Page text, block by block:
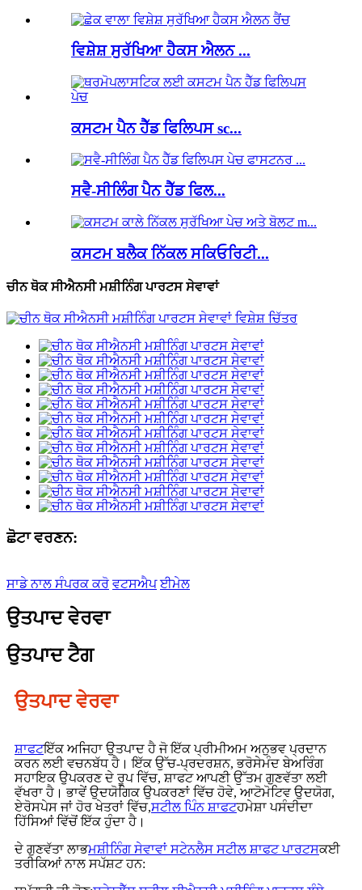
ਵਿਸ਼ੇਸ਼ ਸੁਰੱਖਿਆ ਹੈਕਸ ਐਲਨ ...
ਕਸਟਮ ਪੈਨ ਹੈੱਡ ਫਿਲਿਪਸ sc...
ਸਵੈ-ਸੀਲਿੰਗ ਪੈਨ ਹੈੱਡ ਫਿਲ...
ਕਸਟਮ ਬਲੈਕ ਨਿੱਕਲ ਸਕਿਓਰਿਟੀ...
ਚੀਨ ਥੋਕ ਸੀਐਨਸੀ ਮਸ਼ੀਨਿੰਗ ਪਾਰਟਸ ਸੇਵਾਵਾਂ
ਛੋਟਾ ਵਰਣਨ:
ਸਾਡੇ ਨਾਲ ਸੰਪਰਕ ਕਰੋ ਵਟਸਐਪ ਈਮੇਲ
ਉਤਪਾਦ ਵੇਰਵਾ
ਉਤਪਾਦ ਟੈਗ
ਉਤਪਾਦ ਵੇਰਵਾ
ਸ਼ਾਫਟਇੱਕ ਅਜਿਹਾ ਉਤਪਾਦ ਹੈ ਜੋ ਇੱਕ ਪ੍ਰੀਮੀਅਮ ਅਨੁਭਵ ਪ੍ਰਦਾਨ
ਕਰਨ ਲਈ ਵਚਨਬੱਧ ਹੈ। ਇੱਕ ਉੱਚ-ਪ੍ਰਦਰਸ਼ਨ, ਭਰੋਸੇਮੰਦ ਬੇਅਰਿੰਗ
ਸਹਾਇਕ ਉਪਕਰਣ ਦੇ ਰੂਪ ਵਿੱਚ, ਸ਼ਾਫਟ ਆਪਣੀ ਉੱਤਮ ਗੁਣਵੱਤਾ ਲਈ
ਵੱਖਰਾ ਹੈ। ਭਾਵੇਂ ਉਦਯੋਗਿਕ ਉਪਕਰਣਾਂ ਵਿੱਚ ਹੋਵੇ, ਆਟੋਮੋਟਿਵ ਉਦਯੋਗ,
ਏਰੋਸਪੇਸ ਜਾਂ ਹੋਰ ਖੇਤਰਾਂ ਵਿੱਚ,ਸਟੀਲ ਪਿੰਨ ਸ਼ਾਫਟਹਮੇਸ਼ਾ ਪਸੰਦੀਦਾ
ਹਿੱਸਿਆਂ ਵਿੱਚੋਂ ਇੱਕ ਹੁੰਦਾ ਹੈ।
ਦੇ ਗੁਣਵੱਤਾ ਲਾਭਮਸ਼ੀਨਿੰਗ ਸੇਵਾਵਾਂ ਸਟੇਨਲੈਸ ਸਟੀਲ ਸ਼ਾਫਟ ਪਾਰਟਸਕਈ
ਤਰੀਕਿਆਂ ਨਾਲ ਸਪੱਸ਼ਟ ਹਨ: